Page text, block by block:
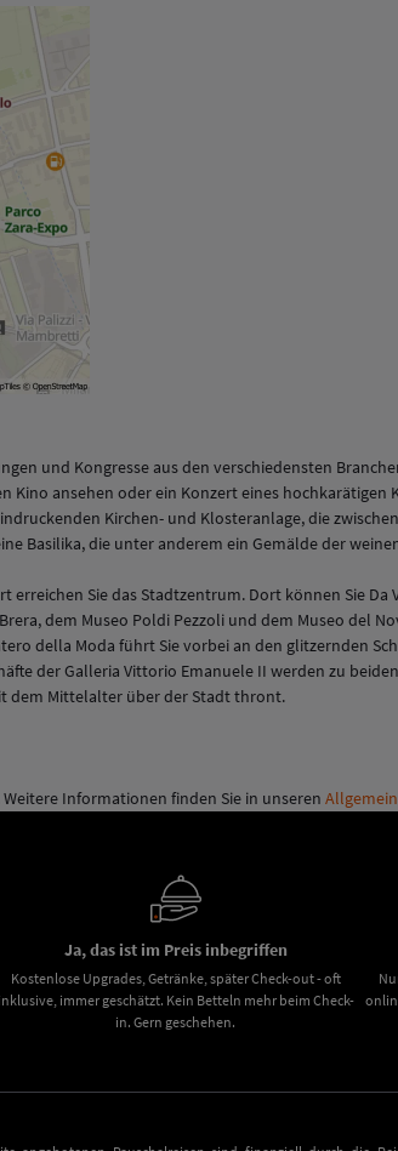
und Kongresse aus den verschiedensten
ansehen oder ein Konzert eines
Kirchen- und Klosteranlage, die
Basilika, die unter anderem ein Gemälde der
Sie das Stadtzentrum. Dort können Sie
dem Museo Poldi Pezzoli und dem Museo del
della Moda führt Sie vorbei an den glitzernden
der Galleria Vittorio Emanuele II werden zu
dem Mittelalter über der Stadt thront.
Informationen finden Sie in unseren
Ja, das ist im Preis inbegriffen
Kostenlose Upgrades, Getränke, später Check-out - oft
inklusive, immer geschätzt. Kein Betteln mehr beim Check-
in. Gern geschehen.